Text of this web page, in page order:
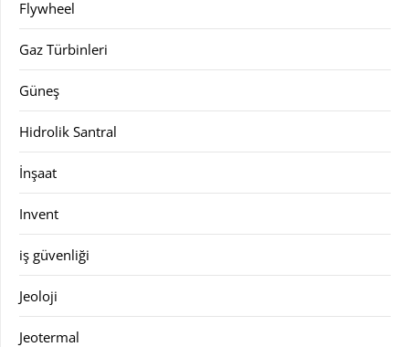
Flywheel
Gaz Türbinleri
Güneş
Hidrolik Santral
İnşaat
Invent
iş güvenliği
Jeoloji
Jeotermal